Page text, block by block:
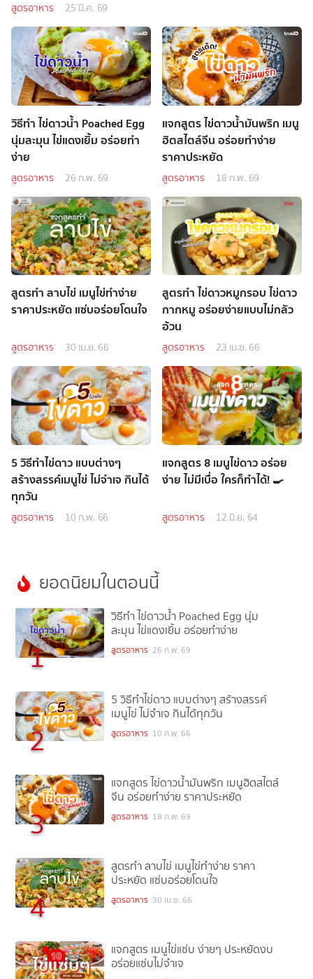
สูตรอาหาร 25 มี.ค. 69
วิธีทำ ไข่ดาวน้ำ Poached Egg
นุ่มละมุน ไข่แดงเยิ้ม อร่อยทำ
ง่าย
สูตรอาหาร 26 ก.พ. 69
แจกสูตร ไข่ดาวน้ำมันพริก เมนู
ฮิตสไตล์จีน อร่อยทำง่าย
ราคาประหยัด
สูตรอาหาร 18 ก.พ. 69
สูตรทำ ลาบไข่ เมนูไข่ทำง่าย
ราคาประหยัด แซ่บอร่อยโดนใจ
สูตรอาหาร 30 เม.ย. 66
สูตรทำ ไข่ดาวหมูกรอบ ไข่ดาว
กากหมู อร่อยง่ายแบบไม่กลัว
อ้วน
สูตรอาหาร 23 เม.ย. 66
5 วิธีทำไข่ดาว แบบต่างๆ
สร้างสรรค์เมนูไข่ ไม่จำเจ กินได้
ทุกวัน
สูตรอาหาร 10 ก.พ. 66
แจกสูตร 8 เมนูไข่ดาว อร่อย
ง่าย ไม่มีเบื่อ ใครก็ทำได้! 🍳
สูตรอาหาร 12 มิ.ย. 64
ยอดนิยมในตอนนี้
1
วิธีทำ ไข่ดาวน้ำ Poached Egg นุ่ม
ละมุน ไข่แดงเยิ้ม อร่อยทำง่าย
สูตรอาหาร 26 ก.พ. 69
2
5 วิธีทำไข่ดาว แบบต่างๆ สร้างสรรค์
เมนูไข่ ไม่จำเจ กินได้ทุกวัน
สูตรอาหาร 10 ก.พ. 66
3
แจกสูตร ไข่ดาวน้ำมันพริก เมนูฮิตสไตล์
จีน อร่อยทำง่าย ราคาประหยัด
สูตรอาหาร 18 ก.พ. 69
4
สูตรทำ ลาบไข่ เมนูไข่ทำง่าย ราคา
ประหยัด แซ่บอร่อยโดนใจ
สูตรอาหาร 30 เม.ย. 66
แจกสูตร เมนูไข่แซ่บ ง่ายๆ ประหยัดงบ
อร่อยแซ่บไม่จำเจ